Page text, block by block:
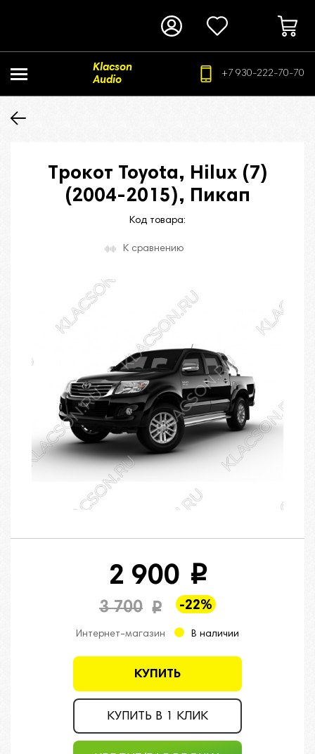
Klacson
Audio
+7 930-222-70-70
Трокот Toyota, Hilux (7)
(2004-2015), Пикап
Код товара:
К сравнению
2 900 i
3 700 i -22%
КУПИТЬ
КУПИТЬ В 1 КЛИК
Интернет-магазин В наличии